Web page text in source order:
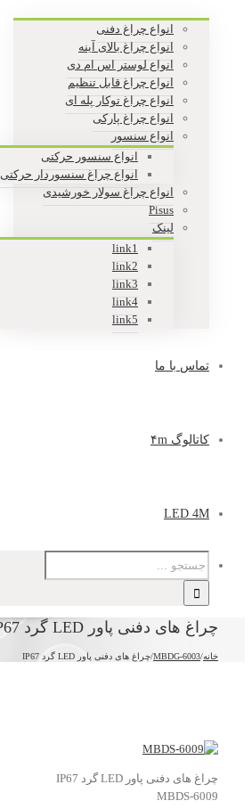
انواع چراغ دفنی
انواع چراغ بالای آینه
انواع لوستر اس ام دی
انواع چراغ قابل تنظیم
انواع چراغ توکار پله ای
انواع چراغ پارکی
انواع سنسور
انواع سنسور حرکتی
انواع چراغ سنسوردار حرکتی
انواع چراغ سولار خورشیدی
Pisus
لینک
link1
link2
link3
link4
link5
تماس با ما
کاتالوگ ۴m
LED 4M
چراغ های دفنی پاور LED گرد IP67
خانه/
MBDG-6003
/چراغ های دفنی پاور LED گرد IP67
چراغ های دفنی پاور LED گرد IP67
MBDS-6009